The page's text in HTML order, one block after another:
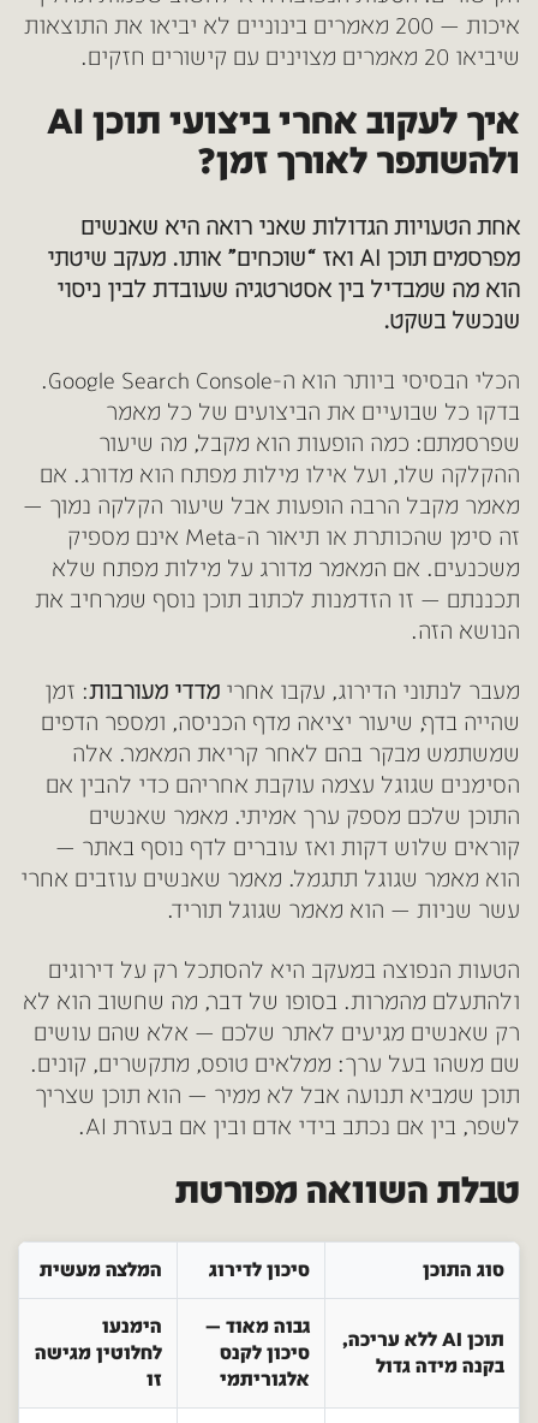
איכות — 200 מאמרים בינוניים לא יביאו את התוצאות
שיביאו 20 מאמרים מצוינים עם קישורים חזקים.
איך לעקוב אחרי ביצועי תוכן AI
ולהשתפר לאורך זמן?
אחת הטעויות הגדולות שאני רואה היא שאנשים
מפרסמים תוכן AI ואז “שוכחים” אותו. מעקב שיטתי
הוא מה שמבדיל בין אסטרטגיה שעובדת לבין ניסוי
שנכשל בשקט.
הכלי הבסיסי ביותר הוא ה-Google Search Console.
בדקו כל שבועיים את הביצועים של כל מאמר
שפרסמתם: כמה הופעות הוא מקבל, מה שיעור
ההקלקה שלו, ועל אילו מילות מפתח הוא מדורג. אם
מאמר מקבל הרבה הופעות אבל שיעור הקלקה נמוך —
זה סימן שהכותרת או תיאור ה-Meta אינם מספיק
משכנעים. אם המאמר מדורג על מילות מפתח שלא
תכננתם — זו הזדמנות לכתוב תוכן נוסף שמרחיב את
הנושא הזה.
מעבר לנתוני הדירוג, עקבו אחרי מדדי מעורבות: זמן
שהייה בדף, שיעור יציאה מדף הכניסה, ומספר הדפים
שמשתמש מבקר בהם לאחר קריאת המאמר. אלה
הסימנים שגוגל עצמה עוקבת אחריהם כדי להבין אם
התוכן שלכם מספק ערך אמיתי. מאמר שאנשים
קוראים שלוש דקות ואז עוברים לדף נוסף באתר —
הוא מאמר שגוגל תתגמל. מאמר שאנשים עוזבים אחרי
עשר שניות — הוא מאמר שגוגל תוריד.
הטעות הנפוצה במעקב היא להסתכל רק על דירוגים
ולהתעלם מהמרות. בסופו של דבר, מה שחשוב הוא לא
רק שאנשים מגיעים לאתר שלכם — אלא שהם עושים
שם משהו בעל ערך: ממלאים טופס, מתקשרים, קונים.
תוכן שמביא תנועה אבל לא ממיר — הוא תוכן שצריך
לשפר, בין אם נכתב בידי אדם ובין אם בעזרת AI.
טבלת השוואה מפורטת
סוג התוכן סיכון לדירוג המלצה מעשית
תוכן AI ללא עריכה,
בקנה מידה גדול
גבוה מאוד —
סיכון לקנס
אלגוריתמי
הימנעו
לחלוטין מגישה
זו